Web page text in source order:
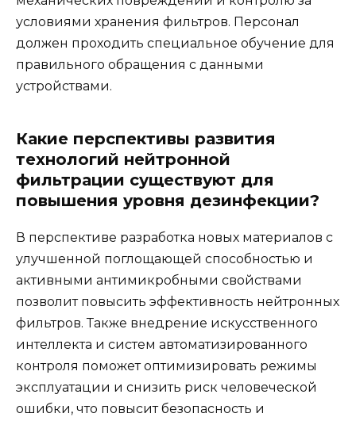
условиями хранения фильтров. Персонал
должен проходить специальное обучение для
правильного обращения с данными
устройствами.
Какие перспективы развития
технологий нейтронной
фильтрации существуют для
повышения уровня дезинфекции?
В перспективе разработка новых материалов с
улучшенной поглощающей способностью и
активными антимикробными свойствами
позволит повысить эффективность нейтронных
фильтров. Также внедрение искусственного
интеллекта и систем автоматизированного
контроля поможет оптимизировать режимы
эксплуатации и снизить риск человеческой
ошибки, что повысит безопасность и